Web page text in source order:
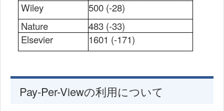
Wiley 500 (-28)
Nature
483 (-33)
Elsevier
1601 (-171)
Pay-Per-Viewの利用について